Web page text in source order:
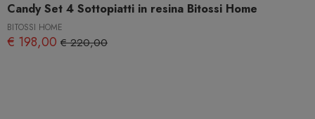
Candy Set 4 Sottopiatti in resina Bitossi Home
BITOSSI HOME
€ 198,00 € 220,00